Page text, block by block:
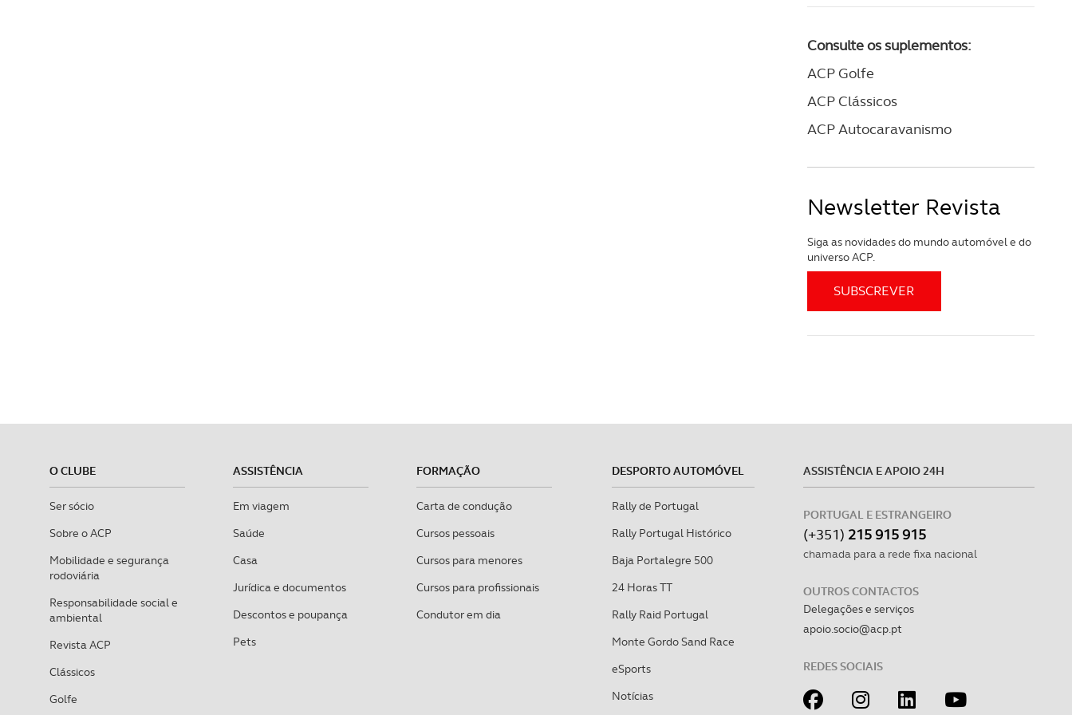
Consulte os suplementos:
ACP Golfe
ACP Clássicos
ACP Autocaravanismo
Newsletter Revista
Siga as novidades do mundo automóvel e do
universo ACP.
O CLUBE
Ser sócio
Sobre o ACP
Mobilidade e segurança
rodoviária
Responsabilidade social e
ambiental
Revista ACP
Clássicos
Golfe
ASSISTÊNCIA
Em viagem
Saúde
Casa
Jurídica e documentos
Descontos e poupança
Pets
FORMAÇÃO
Carta de condução
Cursos pessoais
Cursos para menores
Cursos para profissionais
Condutor em dia
DESPORTO AUTOMÓVEL
Rally de Portugal
Rally Portugal Histórico
Baja Portalegre 500
24 Horas TT
Rally Raid Portugal
Monte Gordo Sand Race
eSports
Notícias
ASSISTÊNCIA E APOIO 24H
PORTUGAL E ESTRANGEIRO
(+351) 215 915 915
chamada para a rede fixa nacional
OUTROS CONTACTOS
Delegações e serviços
apoio.socio@acp.pt
REDES SOCIAIS